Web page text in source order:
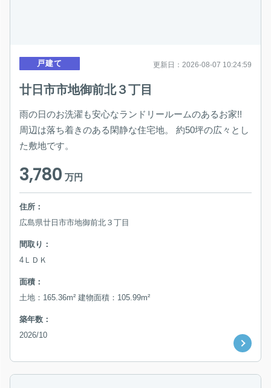
戸建て 更新日：2026-08-07 10:24:59
廿日市市地御前北３丁目
雨の日のお洗濯も安心なランドリールームのあるお家!!
周辺は落ち着きのある閑静な住宅地。 約50坪の広々とし
た敷地です。
3,780万円
住所：
広島県廿日市市地御前北３丁目
間取り：
4ＬＤＫ
面積：
土地：165.36m² 建物面積：105.99m²
築年数：
2026/10